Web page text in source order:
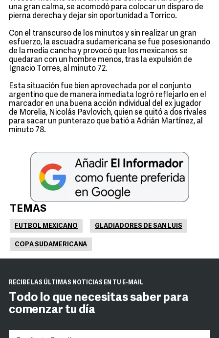
una gran calma, se acomodó para colocar un disparo de
pierna derecha y dejar sin oportunidad a Torrico.
Con el transcurso de los minutos y sin realizar un gran
esfuerzo, la escuadra sudamericana se fue posesionando
de la media cancha y provocó que los mexicanos se
quedaran con un hombre menos, tras la expulsión de
Ignacio Torres, al minuto 72.
Esta situación fue bien aprovechada por el conjunto
argentino que de manera inmediata logró reflejarlo en el
marcador en una buena acción individual del ex jugador
de Morelia, Nicolás Pavlovich, quien se quitó a dos rivales
para sacar un punterazo que batió a Adrián Martínez, al
minuto 78.
TEMAS
FUTBOL MEXICANO GLADIADORES DE SAN LUIS
COPA SUDAMERICANA
RECIBE LAS ÚLTIMAS NOTICIAS EN TU E-MAIL
Todo lo que necesitas saber para
comenzar tu día